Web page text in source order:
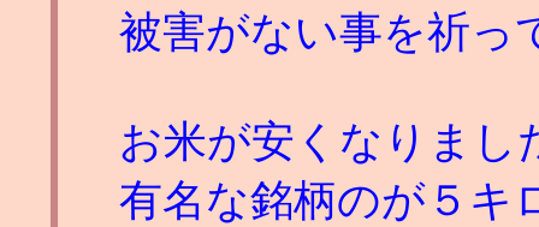
被害がない事を祈っ
お米が安くなりまし
有名な銘柄のが５キ